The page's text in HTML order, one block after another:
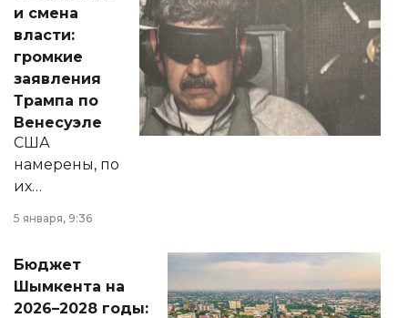
политических
реформах до
вопросов армии,
экономики и
личного здоровья.
и смена
власти:
громкие
заявления
Трампа по
Венесуэле
США
намерены, по
их
принести
народу
Венесуэлы.
5 января, 9:36
Бюджет
Шымкента на
2026–2028 годы: